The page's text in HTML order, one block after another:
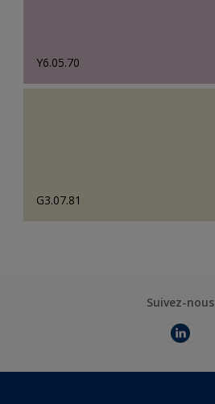
Y6.05.70
G3.07.81
Suivez-nous